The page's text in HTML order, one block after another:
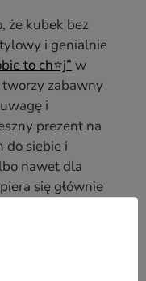
że kubek bez
i genialnie
to ch⭐j” w
zabawny
i
prezent na
do siebie i
nawet dla
się głównie
z